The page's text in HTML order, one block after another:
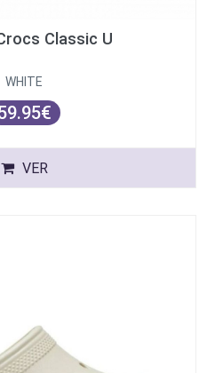
Classic U
WHITE
VER